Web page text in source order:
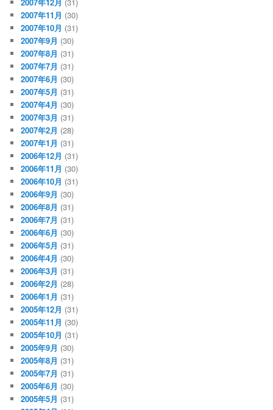
2007年12月 (31)
2007年11月 (30)
2007年10月 (31)
2007年9月 (30)
2007年8月 (31)
2007年7月 (31)
2007年6月 (30)
2007年5月 (31)
2007年4月 (30)
2007年3月 (31)
2007年2月 (28)
2007年1月 (31)
2006年12月 (31)
2006年11月 (30)
2006年10月 (31)
2006年9月 (30)
2006年8月 (31)
2006年7月 (31)
2006年6月 (30)
2006年5月 (31)
2006年4月 (30)
2006年3月 (31)
2006年2月 (28)
2006年1月 (31)
2005年12月 (31)
2005年11月 (30)
2005年10月 (31)
2005年9月 (30)
2005年8月 (31)
2005年7月 (31)
2005年6月 (30)
2005年5月 (31)